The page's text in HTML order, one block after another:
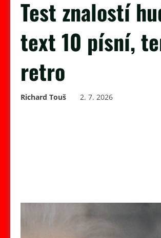
Test znalostí
text 10 písní,
retro
Richard Touš 2. 7. 2026